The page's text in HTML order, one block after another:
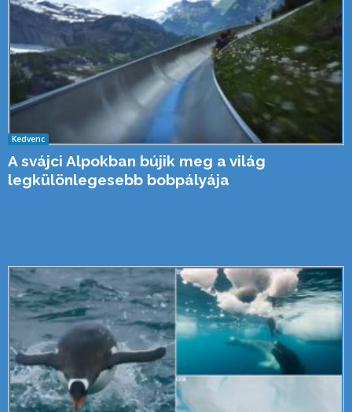
Kedvenc
A svájci Alpokban bújik meg a világ
legkülönlegesebb bobpályája